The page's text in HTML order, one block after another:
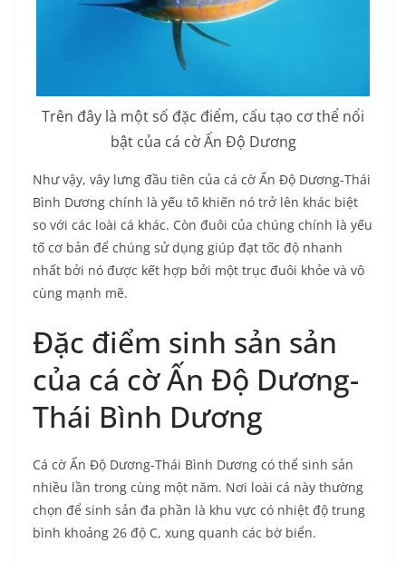
Trên đây là một số đặc điểm, cấu tạo cơ thể nổi
bật của cá cờ Ấn Độ Dương
Như vậy, vây lưng đầu tiên của cá cờ Ấn Độ Dương-Thái
Bình Dương chính là yếu tố khiến nó trở lên khác biệt
so với các loài cá khác. Còn đuôi của chúng chính là yếu
tố cơ bản để chúng sử dụng giúp đạt tốc độ nhanh
nhất bởi nó được kết hợp bởi một trục đuôi khỏe và vô
cùng mạnh mẽ.
Đặc điểm sinh sản sản
của cá cờ Ấn Độ Dương-
Thái Bình Dương
Cá cờ Ấn Độ Dương-Thái Bình Dương có thể sinh sản
nhiều lần trong cùng một năm. Nơi loài cá này thường
chọn để sinh sản đa phần là khu vực có nhiệt độ trung
bình khoảng 26 độ C, xung quanh các bờ biển.